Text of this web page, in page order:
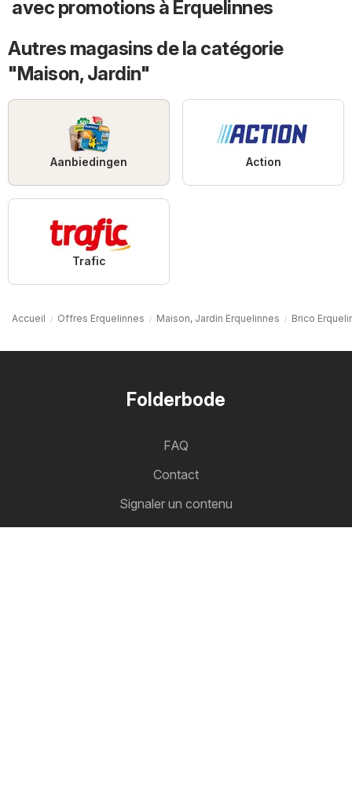
avec promotions à Erquelinnes
Autres magasins de la catégorie
"Maison, Jardin"
Aanbiedingen Action
Trafic
Accueil Offres Erquelinnes Maison, Jardin Erquelinnes Brico
Folderbode
FAQ
Contact
Signaler un contenu